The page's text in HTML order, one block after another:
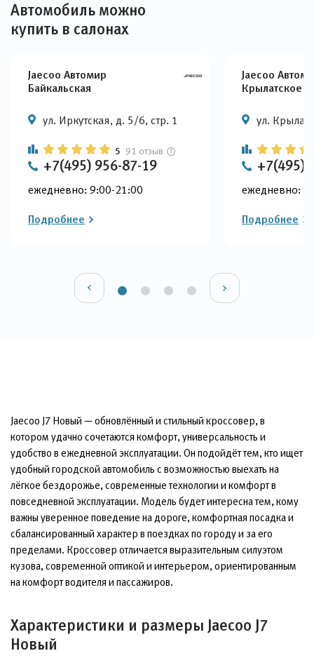
Автомобиль можно
купить в салонах
Jaecoo Автомир
Байкальская
ул. Иркутская, д. 5/6, стр. 1
5 91 отзыв
+7(495) 956-87-19
ежедневно: 9:00-21:00
Подробнее
Jaecoo
Крылатское
ул.
+7(495)
ежедневно:
Подробнее
Jaecoo J7 Новый — обновлённый и стильный кроссовер, в
котором удачно сочетаются комфорт, универсальность и
удобство в ежедневной эксплуатации. Он подойдёт тем, кто ищет
удобный городской автомобиль с возможностью выехать на
лёгкое бездорожье, современные технологии и комфорт в
повседневной эксплуатации. Модель будет интересна тем, кому
важны уверенное поведение на дороге, комфортная посадка и
сбалансированный характер в поездках по городу и за его
пределами. Кроссовер отличается выразительным силуэтом
кузова, современной оптикой и интерьером, ориентированным
на комфорт водителя и пассажиров.
Характеристики и размеры Jaecoo J7
Новый